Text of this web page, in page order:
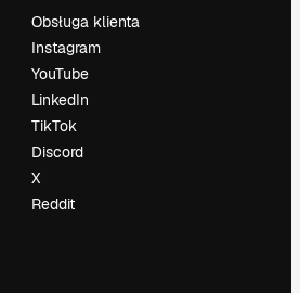
Obsługa klienta
Instagram
YouTube
LinkedIn
TikTok
Discord
X
Reddit